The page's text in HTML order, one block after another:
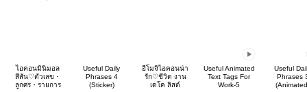
ไอคอนมินิมอล
สีสัน♡ตัวเลข・
ลูกศร・รายการ
Useful Daily
Phrases 4
(Sticker)
อีโมจิไอคอนน่า
รัก♡ชีวิต งาน
เดโค ลิสต์
Useful Animated
Text Tags For
Work-5
Useful
Phrases